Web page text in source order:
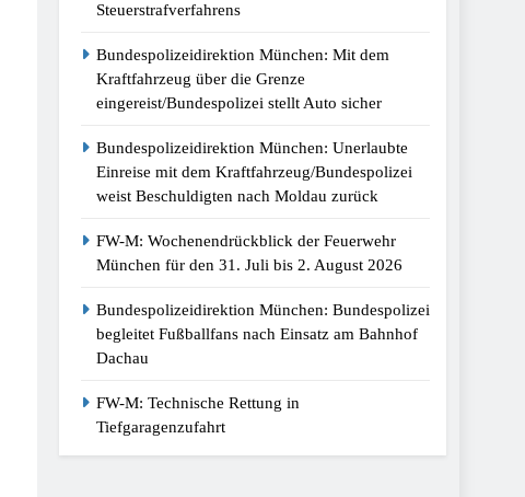
Steuerstrafverfahrens
Bundespolizeidirektion München: Mit dem
Kraftfahrzeug über die Grenze
eingereist/Bundespolizei stellt Auto sicher
Bundespolizeidirektion München: Unerlaubte
Einreise mit dem Kraftfahrzeug/Bundespolizei
weist Beschuldigten nach Moldau zurück
FW-M: Wochenendrückblick der Feuerwehr
München für den 31. Juli bis 2. August 2026
Bundespolizeidirektion München: Bundespolizei
begleitet Fußballfans nach Einsatz am Bahnhof
Dachau
FW-M: Technische Rettung in
Tiefgaragenzufahrt